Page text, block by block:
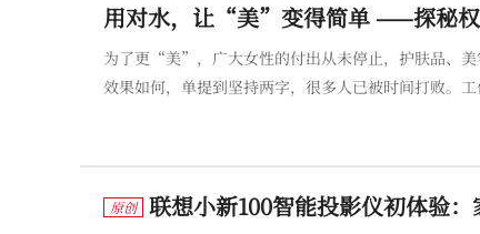
用对水，让“美”变得简单 ——探秘权
为了更“美”，广大女性的付出从未停止，护肤品、
效果如何，单提到坚持两字，很多人已被时间打败。
原创 联想小新100智能投影仪初体验